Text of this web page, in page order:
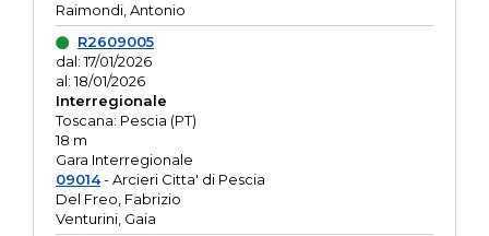
Raimondi, Antonio
R2609005
dal: 17/01/2026
al: 18/01/2026
Interregionale
Toscana: Pescia (PT)
18 m
Gara Interregionale
09014- Arcieri Citta' di Pescia
Del Freo, Fabrizio
Venturini, Gaia